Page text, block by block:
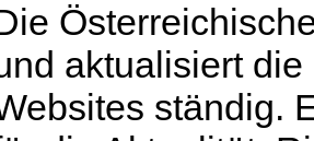
aktualisiert
ständig.